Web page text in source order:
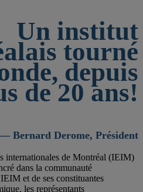
Un institut
tourné
depuis
de 20 ans!
— Bernard Derome, Président
internationales de Montréal (IEIM)
dans la communauté
et de ses constituantes
les représentants